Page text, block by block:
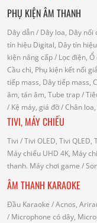
PHỤ KIỆN ÂM THANH
Dây dẫn/ Dây loa, Dây nối
tín hiệu Digital, Dây tín
kiện nâng cấp/ Lọc điện,
Cầu chì, Phụ kiện kết nối
tiếp mass, Dây tiếp mass,
âm, tán âm, Tube trap/
/ Kệ máy, giá đỡ/ Chân loa,
TIVI, MÁY CHIẾU
Tivi / Tivi OLED, Tivi QLED,
Máy chiếu UHD 4K, Máy
thanh. Máy chơi game /
ÂM THANH KARAOKE
Đầu Karaoke / Acnos,
/ Microphone có dây,